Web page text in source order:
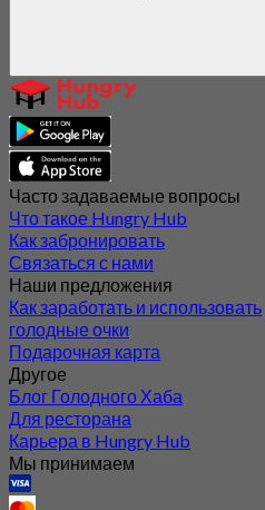
Часто задаваемые вопросы
Что такое Hungry Hub
Как забронировать
Связаться с нами
Наши предложения
Как заработать и использовать
голодные очки
Подарочная карта
Другое
Блог Голодного Хаба
Для ресторана
Карьера в Hungry Hub
Мы принимаем